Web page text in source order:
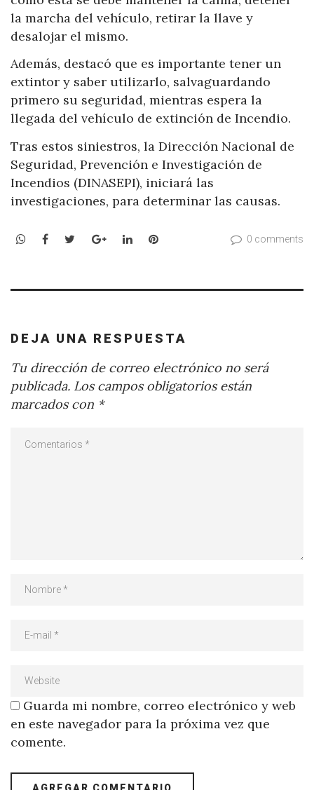
la marcha del vehículo, retirar la llave y
desalojar el mismo.
Además, destacó que es importante tener un
extintor y saber utilizarlo, salvaguardando
primero su seguridad, mientras espera la
llegada del vehículo de extinción de Incendio.
Tras estos siniestros, la Dirección Nacional de
Seguridad, Prevención e Investigación de
Incendios (DINASEPI), iniciará las
investigaciones, para determinar las causas.
WhatsApp
Facebook
TwitterGoogle+LinkedInPinterest 0 comments
DEJA UNA RESPUESTA
Tu dirección de correo electrónico no será
publicada. Los campos obligatorios están
marcados con *
Guarda mi nombre, correo electrónico y web
en este navegador para la próxima vez que
comente.